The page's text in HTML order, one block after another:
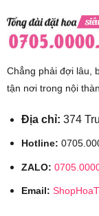
Chẳng phải đợi lâu,
tận nơi trong nội
Địa chỉ: 374
Hotline:
ZALO:
Email: